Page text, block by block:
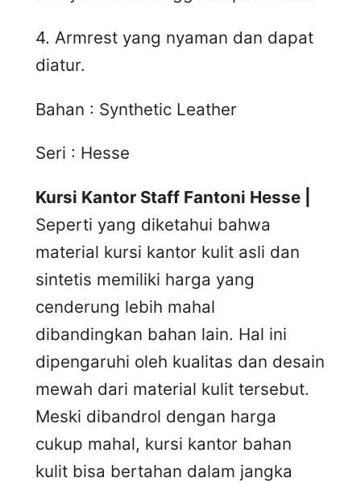
4. Armrest yang nyaman dan dapat
diatur.
Bahan : Synthetic Leather
Seri : Hesse
Kursi Kantor Staff Fantoni Hesse |
Seperti yang diketahui bahwa
material kursi kantor kulit asli dan
sintetis memiliki harga yang
cenderung lebih mahal
dibandingkan bahan lain. Hal ini
dipengaruhi oleh kualitas dan desain
mewah dari material kulit tersebut.
Meski dibandrol dengan harga
cukup mahal, kursi kantor bahan
kulit bisa bertahan dalam jangka